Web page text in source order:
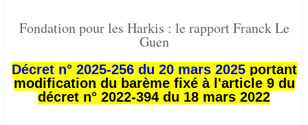
Fondation pour les Harkis : le rapport Franck Le
Guen
Décret n° 2025-256 du 20 mars 2025portant
modification du barème fixé à l'article 9 du
décret n° 2022-394 du 18 mars 2022